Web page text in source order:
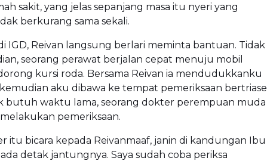
sakit, yang jelas sepanjang masa itu nyeri yang
berkurang sama sekali.
IGD, Reivan langsung berlari meminta bantuan. Tidak
seorang perawat berjalan cepat menuju mobil
kursi roda. Bersama Reivan ia mendudukkanku
aku dibawa ke tempat pemeriksaan bertriase
butuh waktu lama, seorang dokter perempuan muda
pemeriksaan.
itu bicara kepada Reivanmaaf, janin di kandungan Ibu
detak jantungnya. Saya sudah coba periksa